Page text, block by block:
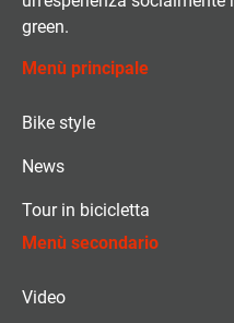
green.
Menù principale
Bike style
News
Tour in bicicletta
Menù secondario
Video